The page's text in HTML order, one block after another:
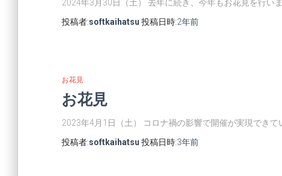
2024年3月30日（土） 去年に続き、今年もお花見を行い
投稿者:softkaihatsu 投稿日時:2年前
お花見
お花見
2023年4月1日（土） コロナ禍の影響で開催が実現できて
投稿者:softkaihatsu 投稿日時:3年前